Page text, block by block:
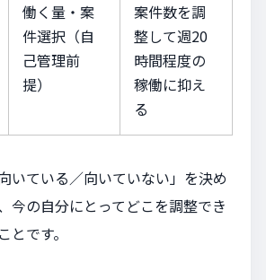
働く量・案
件選択（自
己管理前
提）
案件数を調
整して週20
時間程度の
稼働に抑え
る
いている／向いていない」を決め
今の自分にとってどこを調整でき
とです。